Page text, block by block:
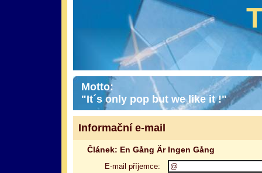
Motto:
"It´s only pop but we like it !"
Informační e-mail
Článek: En Gång Är Ingen Gång
E-mail příjemce: